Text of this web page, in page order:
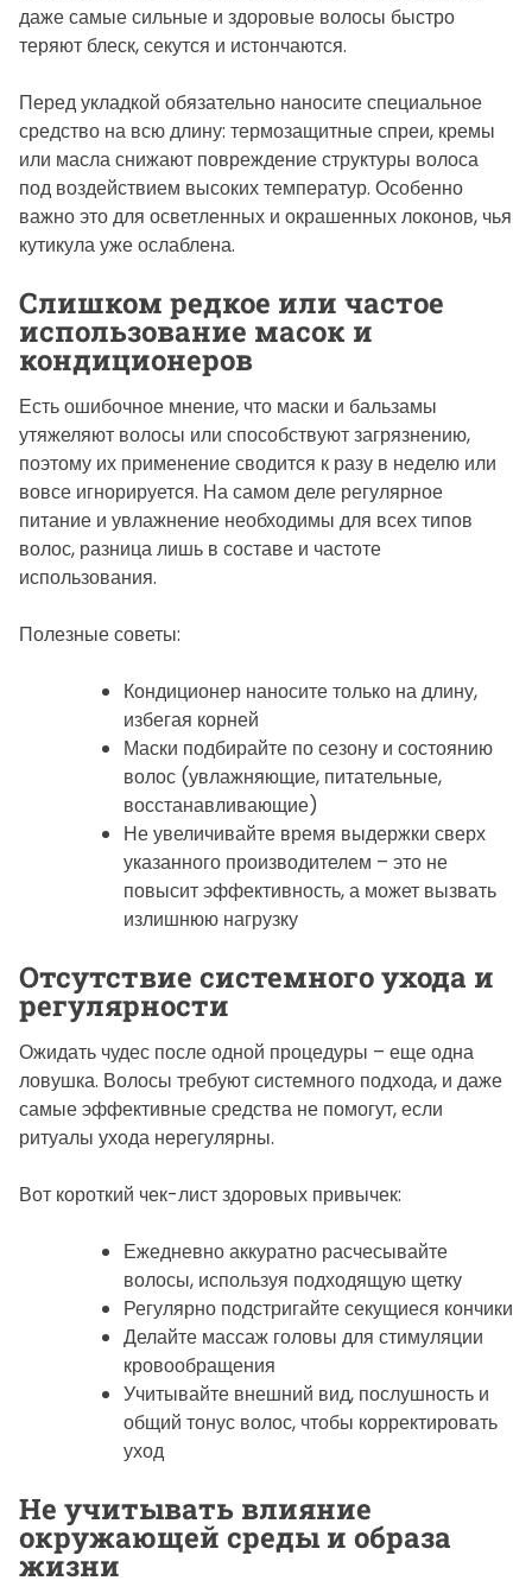
даже самые сильные и здоровые волосы быстро
теряют блеск, секутся и истончаются.
Перед укладкой обязательно наносите специальное
средство на всю длину: термозащитные спреи, кремы
или масла снижают повреждение структуры волоса
под воздействием высоких температур. Особенно
важно это для осветленных и окрашенных локонов, чья
кутикула уже ослаблена.
Слишком редкое или частое
использование масок и
кондиционеров
Есть ошибочное мнение, что маски и бальзамы
утяжеляют волосы или способствуют загрязнению,
поэтому их применение сводится к разу в неделю или
вовсе игнорируется. На самом деле регулярное
питание и увлажнение необходимы для всех типов
волос, разница лишь в составе и частоте
использования.
Полезные советы:
Кондиционер наносите только на длину,
избегая корней
Маски подбирайте по сезону и состоянию
волос (увлажняющие, питательные,
восстанавливающие)
Не увеличивайте время выдержки сверх
указанного производителем – это не
повысит эффективность, а может вызвать
излишнюю нагрузку
Отсутствие системного ухода и
регулярности
Ожидать чудес после одной процедуры – еще одна
ловушка. Волосы требуют системного подхода, и даже
самые эффективные средства не помогут, если
ритуалы ухода нерегулярны.
Вот короткий чек-лист здоровых привычек:
Ежедневно аккуратно расчесывайте
волосы, используя подходящую щетку
Регулярно подстригайте секущиеся кончики
Делайте массаж головы для стимуляции
кровообращения
Учитывайте внешний вид, послушность и
общий тонус волос, чтобы корректировать
уход
Не учитывать влияние
окружающей среды и образа
жизни